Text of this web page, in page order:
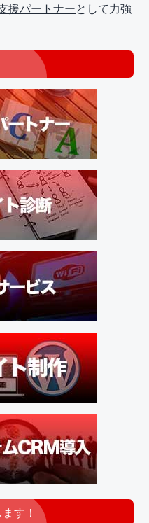
援パートナーとして力強
す！